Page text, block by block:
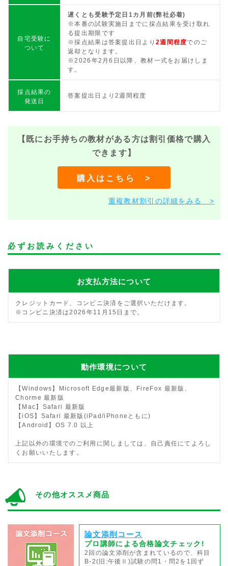
自宅受験に
ついて
遅くとも受験予定日1カ月前(弊社必着)
※本番の試験実施日までに採点結果を受け取れ
る提出期限です
※採点結果は答案提出日より 2週間程度でのご
返却となります。
※2026年2月6日以降、教材一式をお届けしま
す。
採点結果の
発送日
答案提出日より2週間程度
【既にお手持ちの教材がある方は割引価格で購入
できます】
購入はこちら >
重複教材割引の詳細をみる >
必ずお読みください
お支払方法について
クレジットカード、コンビニ決済をご選択いただけます。
※コンビニ決済は2026年11月15日まで。
動作環境について
【Windows】Microsoft Edge最新版、FireFox 最新版、
Chorme 最新版
【Mac】Safari 最新版
【iOS】Safari 最新版(iPad/iPhoneともに)
【Android】OS 7.0 以上
上記以外の環境でのご利用に関しましては、自己責任にてよろし
くお願いいたします。
その他オススメ商品
論文添削コース
プロ講師による合格論文チェック!
2回の論文添削が含まれているので、科目
B-2(旧:午後Ⅱ)試験の問1・問2を1回ず